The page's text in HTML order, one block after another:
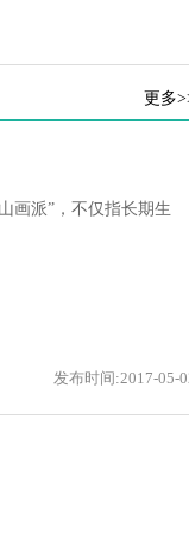
更多
画派”，不仅指长期生
发布时间:2017-05-